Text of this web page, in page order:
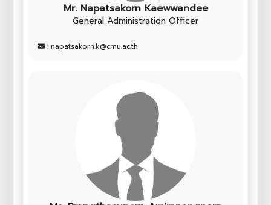
Mr. Napatsakorn Kaewwandee
General Administration Officer
: napatsakorn.k@cmu.ac.th